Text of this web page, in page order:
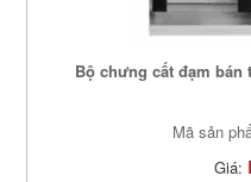
Bộ chưng cất đạm bán
Mã sản
Giá: